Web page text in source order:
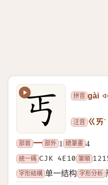
拼音 gài
注音 ㄍㄞˋ
部首 一 部外 1 總筆畫 4
統一碼 CJK 4E10 筆順
字形結構 单一结构 字形分析